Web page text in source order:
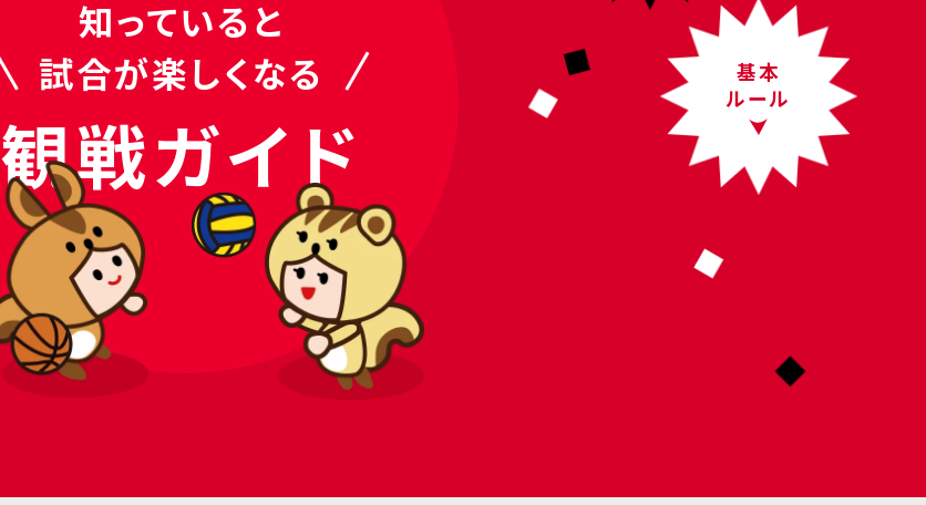
知っていると
試合が楽しくなる
観戦ガイド
基本
ルール